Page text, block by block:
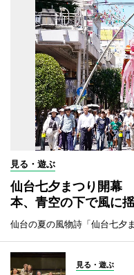
見る・遊ぶ
仙台七夕まつり開幕
本、青空の下で風に
仙台の夏の風物詩「仙台七夕
見る・遊ぶ